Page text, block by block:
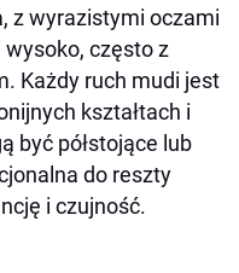
z wyrazistymi oczami
często z
Każdy ruch mudi jest
kształtach i
być półstojące lub
do reszty
i czujność.